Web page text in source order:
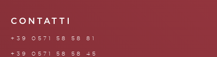
CONTATTI
+39 0571 58 58 81
+39 0571 58 58 45